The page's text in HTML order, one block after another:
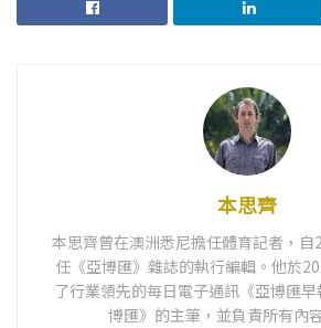
本思齊
本思齊曾在澳洲悉尼擔任體育記者，
任《亞博匯》雜誌的執行編輯。他於
了行業領先的每日電子通訊《亞博匯
博匯》的主筆，並負責所有內